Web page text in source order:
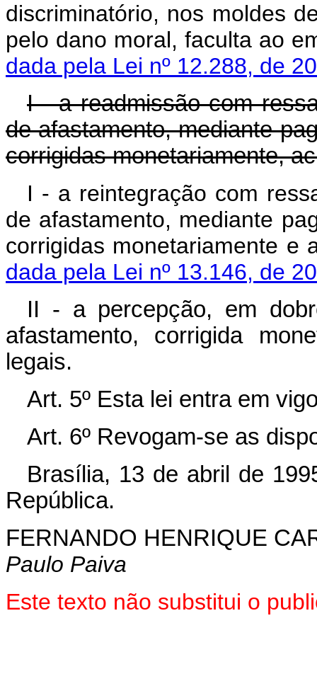
discriminatório, nos moldes
pelo dano moral, faculta
dada pela Lei nº 12.288, de
I - a readmissão com
de afastamento, mediante
corrigidas monetariamente,
I - a reintegração com
de afastamento, mediante
corrigidas monetariamente e
dada pela Lei nº 13.146, de
II - a percepção, em
afastamento, corrigida
legais.
Art. 5º Esta lei entra em
Art. 6º Revogam-se as
Brasília, 13 de abril de
República.
FERNANDO HENRIQUE
Paulo Paiva
Este texto não substitui o